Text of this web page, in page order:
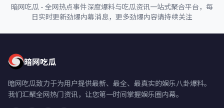
暗网吃瓜 - 全网热点事件深度爆料与吃瓜资讯一站式聚合平台，每
日实时更新劲爆内幕消息，更多劲爆内容请持续关注
暗网吃瓜
暗网吃瓜致力于为用户提供最新、最全、最真实的娱乐八卦爆料。
我们汇聚全网热门资讯，让您第一时间掌握娱乐圈内幕。